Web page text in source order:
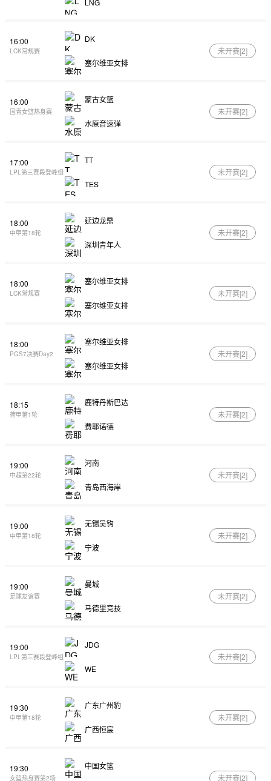
LNG
16:00
LCK常规赛
DK
塞尔维亚女排
未开赛[2]
16:00
国青女篮热身赛
蒙古女篮
水原音速弹
未开赛[2]
17:00
LPL第三赛段登峰组
TT
TES
未开赛[2]
18:00
中甲第18轮
延边龙鼎
深圳青年人
未开赛[2]
18:00
LCK常规赛
塞尔维亚女排
塞尔维亚女排
未开赛[2]
18:00
PGS7决赛Day2
塞尔维亚女排
塞尔维亚女排
未开赛[2]
18:15
荷甲第1轮
鹿特丹斯巴达
费耶诺德
未开赛[2]
19:00
中超第22轮
河南
青岛西海岸
未开赛[2]
19:00
中甲第18轮
无锡吴钩
宁波
未开赛[2]
19:00
足球友谊赛
曼城
马德里竞技
未开赛[2]
19:00
LPL第三赛段登峰组
JDG
WE
未开赛[2]
19:30
中甲第18轮
广东广州豹
广西恒宸
未开赛[2]
19:30
女篮热身赛第2场
中国女篮
未开赛[2]